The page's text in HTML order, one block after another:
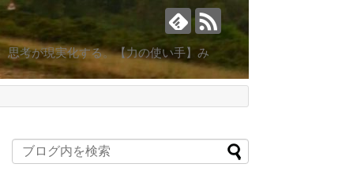
思考が現実化する。【力の使い手】み